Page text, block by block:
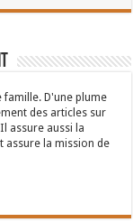
famille. D'une plume
des articles sur
assure aussi la
assure la mission de